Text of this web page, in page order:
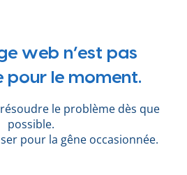
web n’est pas
pour le moment.
le problème dès que
possible.
pour la gêne occasionnée.